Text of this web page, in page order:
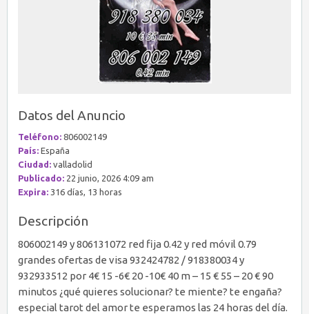
Datos del Anuncio
Teléfono: 806002149
País: España
Ciudad: valladolid
Publicado: 22 junio, 2026 4:09 am
Expira: 316 días, 13 horas
Descripción
806002149 y 806131072 red fija 0.42 y red móvil 0.79
grandes ofertas de visa 932424782 / 918380034 y
932933512 por 4€ 15 -6€ 20 -10€ 40 m – 15 € 55 – 20 € 90
minutos ¿qué quieres solucionar? te miente? te engaña?
especial tarot del amor te esperamos las 24 horas del día.